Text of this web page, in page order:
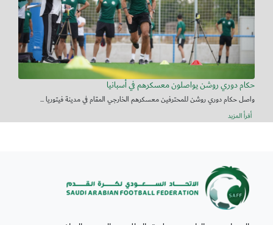
حكام دوري روشن يواصلون معسكرهم في أسبانيا
واصل حكام دوري روشن للمحترفين معسكرهم الخارجي المقام في مدينة فيتوريا ...
أقرأ المزيد